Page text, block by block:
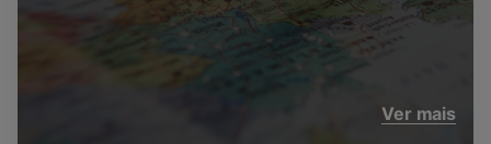
Ver mais